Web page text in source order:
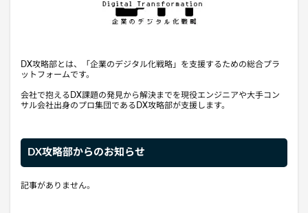
DX攻略部とは、「企業のデジタル化戦略」を支援するための総合プラ
ットフォームです。
会社で抱えるDX課題の発見から解決までを現役エンジニアや大手コン
サル会社出身のプロ集団であるDX攻略部が支援します。
DX攻略部からのお知らせ
記事がありません。